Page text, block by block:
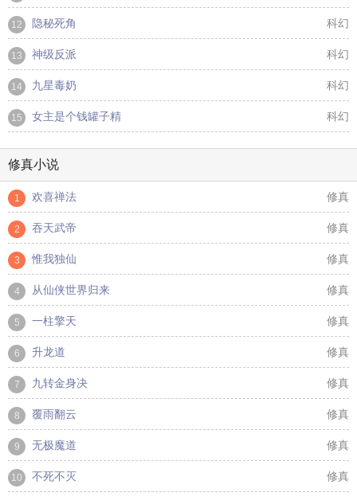
12 隐秘死角 科幻
13 神级反派 科幻
14 九星毒奶 科幻
15 女主是个钱罐子精 科幻
修真小说
1 欢喜禅法 修真
2 吞天武帝 修真
3 惟我独仙 修真
4 从仙侠世界归来 修真
5 一柱擎天 修真
6 升龙道 修真
7 九转金身决 修真
8 覆雨翻云 修真
9 无极魔道 修真
10 不死不灭 修真